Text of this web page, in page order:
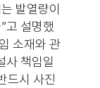
발열량이
고 설명했
소재와 관
사 책임일
드시 사진